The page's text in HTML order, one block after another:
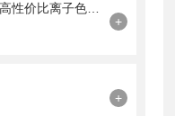
离子色谱仪选购指南：五步选对高性价比离子色谱分析方案
+
+